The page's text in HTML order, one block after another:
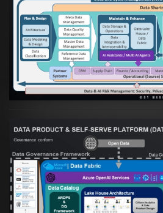
Artikel:Die moderne
Daten- und KI-
VIEW
Artikel:Warum eine
orientierte Data Fabric
skalierbare qualitative